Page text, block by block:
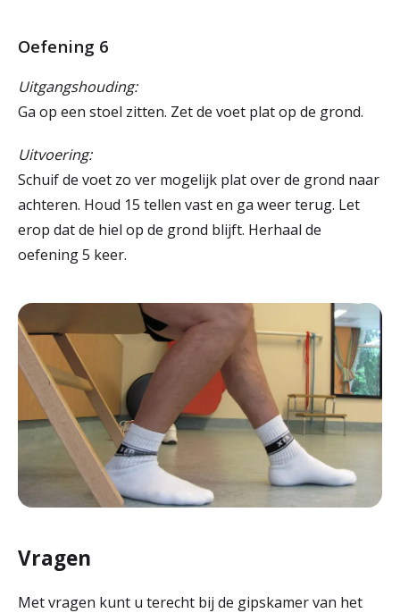
Oefening 6
Uitgangshouding:
Ga op een stoel zitten. Zet de voet plat op de grond.
Uitvoering:
Schuif de voet zo ver mogelijk plat over de grond naar
achteren. Houd 15 tellen vast en ga weer terug. Let
erop dat de hiel op de grond blijft. Herhaal de
oefening 5 keer.
Vragen
Met vragen kunt u terecht bij de gipskamer van het